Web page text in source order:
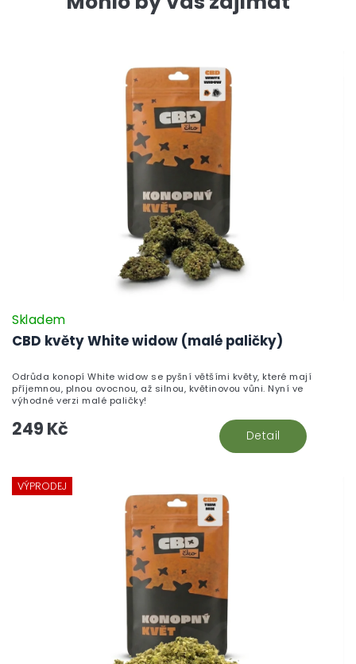
CBD květy White widow (malé paličky)
Skladem
249 Kč Detail
Odrůda konopí White widow se pyšní většími květy, které mají
příjemnou, plnou ovocnou, až silnou, květinovou vůni. Nyní ve
výhodné verzi malé paličky!
VÝPRODEJ